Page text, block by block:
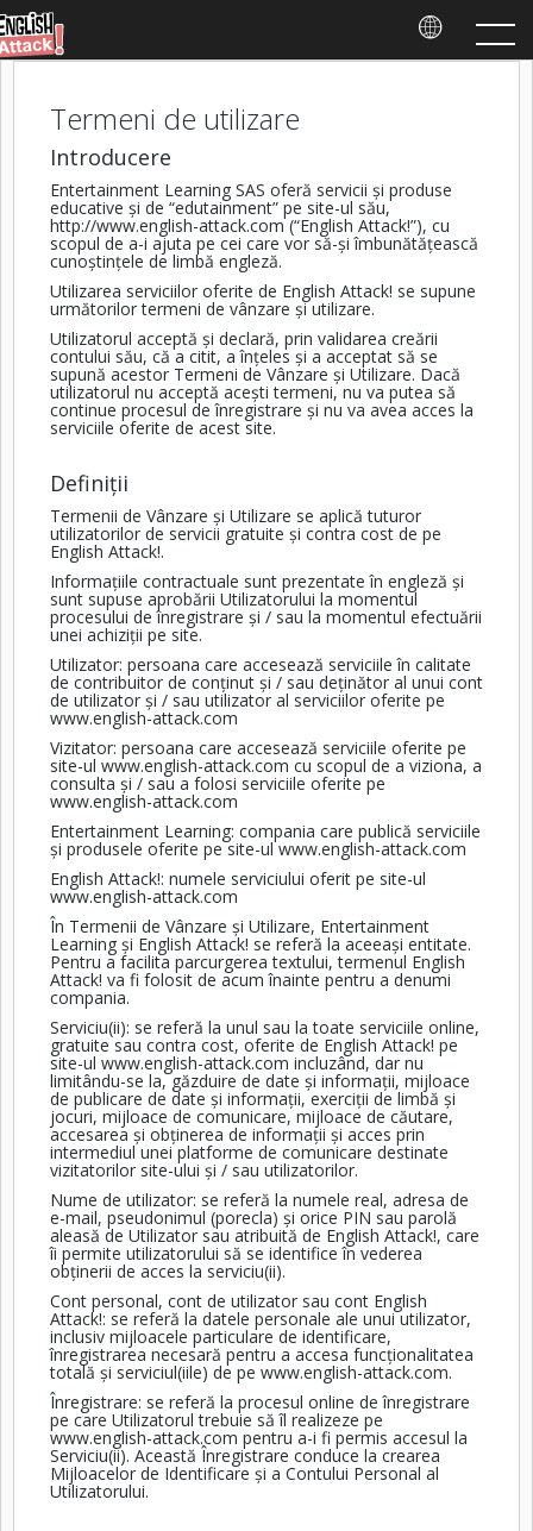
Termeni de utilizare
Introducere
Entertainment Learning SAS oferă servicii și produse
educative și de “edutainment” pe site-ul său,
http://www.english-attack.com(“English Attack!”), cu
scopul de a-i ajuta pe cei care vor să-și îmbunătățească
cunoștințele de limbă engleză.
Utilizarea serviciilor oferite de English Attack! se supune
următorilor termeni de vânzare și utilizare.
Utilizatorul acceptă și declară, prin validarea creării
contului său, că a citit, a înțeles și a acceptat să se
supună acestor Termeni de Vânzare și Utilizare. Dacă
utilizatorul nu acceptă acești termeni, nu va putea să
continue procesul de înregistrare și nu va avea acces la
serviciile oferite de acest site.
Definiții
Termenii de Vânzare și Utilizare se aplică tuturor
utilizatorilor de servicii gratuite și contra cost de pe
English Attack!.
Informațiile contractuale sunt prezentate în engleză și
sunt supuse aprobării Utilizatorului la momentul
procesului de înregistrare și / sau la momentul efectuării
unei achiziții pe site.
Utilizator: persoana care accesează serviciile în calitate
de contribuitor de conținut și / sau deținător al unui cont
de utilizator și / sau utilizator al serviciilor oferite pe
www.english-attack.com
Vizitator: persoana care accesează serviciile oferite pe
site-ul www.english-attack.com cu scopul de a viziona, a
consulta și / sau a folosi serviciile oferite pe
www.english-attack.com
Entertainment Learning: compania care publică serviciile
și produsele oferite pe site-ulwww.english-attack.com
English Attack!: numele serviciului oferit pe site-ul
www.english-attack.com
În Termenii de Vânzare și Utilizare, Entertainment
Learning și English Attack! se referă la aceeași entitate.
Pentru a facilita parcurgerea textului, termenul English
Attack! va fi folosit de acum înainte pentru a denumi
compania.
Serviciu(ii): se referă la unul sau la toate serviciile online,
gratuite sau contra cost, oferite de English Attack! pe
site-ul www.english-attack.com incluzând, dar nu
limitându-se la, găzduire de date și informații, mijloace
de publicare de date și informații, exerciții de limbă și
jocuri, mijloace de comunicare, mijloace de căutare,
accesarea și obținerea de informații și acces prin
intermediul unei platforme de comunicare destinate
vizitatorilor site-ului și / sau utilizatorilor.
Nume de utilizator: se referă la numele real, adresa de
e-mail, pseudonimul (porecla) și orice PIN sau parolă
aleasă de Utilizator sau atribuită de English Attack!, care
îi permite utilizatorului să se identifice în vederea
obținerii de acces la serviciu(ii).
Cont personal, cont de utilizator sau cont English
Attack!: se referă la datele personale ale unui utilizator,
inclusiv mijloacele particulare de identificare,
înregistrarea necesară pentru a accesa funcționalitatea
totală și serviciul(iile) de pe www.english-attack.com.
Înregistrare: se referă la procesul online de înregistrare
pe care Utilizatorul trebuie să îl realizeze pe
www.english-attack.com pentru a-i fi permis accesul la
Serviciu(ii). Această Înregistrare conduce la crearea
Mijloacelor de Identificare și a Contului Personal al
Utilizatorului.